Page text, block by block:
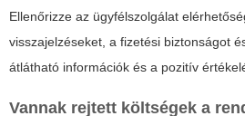
Ellenőrizze az ügyfélszolgálat
visszajelzéseket, a fizetési biztonságot
átlátható információk és a pozitív
Vannak rejtett költségek a